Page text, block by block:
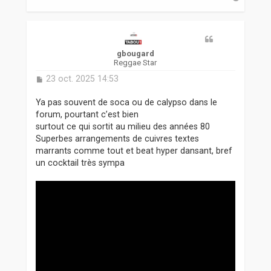
gbougard
Reggae Star
M
s
a
g
e
23 oct. 2025 14:53
Ya pas souvent de soca ou de calypso dans le
forum, pourtant c’est bien
surtout ce qui sortit au milieu des années 80
Superbes arrangements de cuivres textes
marrants comme tout et beat hyper dansant, bref
un cocktail très sympa